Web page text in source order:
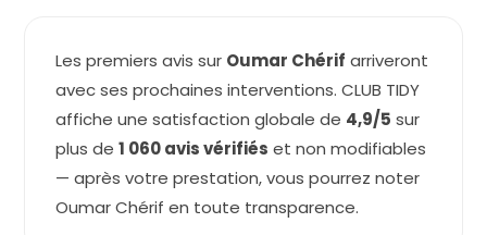
Les premiers avis sur Oumar Chérif arriveront
avec ses prochaines interventions. CLUB TIDY
affiche une satisfaction globale de 4,9/5 sur
plus de1 060 avis vérifiés et non modifiables
— après votre prestation, vous pourrez noter
Oumar Chérif en toute transparence.